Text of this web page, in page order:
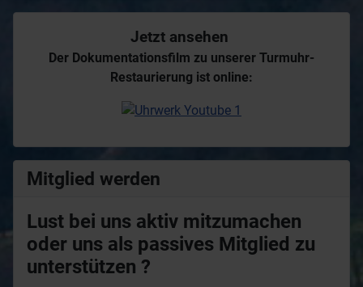
Jetzt ansehen
Der Dokumentationsfilm zu unserer Turmuhr-
Restaurierung ist online:
Mitglied werden
Lust bei uns aktiv mitzumachen
oder uns als passives Mitglied zu
unterstützen ?